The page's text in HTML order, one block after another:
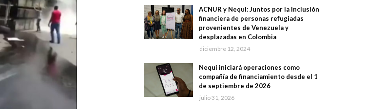
ACNUR y Nequi: Juntos por la inclusión
financiera de personas refugiadas
provenientes de Venezuela y
desplazadas en Colombia
diciembre 12, 2024
Nequi iniciará operaciones como
compañía de financiamiento desde el 1
de septiembre de 2026
julio 31, 2026